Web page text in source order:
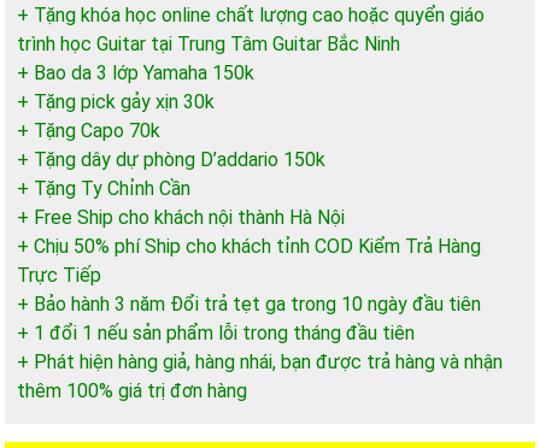
+ Tặng khóa học online chất lượng cao hoặc quyển giáo
trình học Guitar tại Trung Tâm Guitar Bắc Ninh
+ Bao da 3 lớp Yamaha 150k
+ Tặng pick gảy xịn 30k
+ Tặng Capo 70k
+ Tặng dây dự phòng D’addario 150k
+ Tặng Ty Chỉnh Cần
+ Free Ship cho khách nội thành Hà Nội
+ Chịu 50% phí Ship cho khách tỉnh COD Kiểm Trả Hàng
Trực Tiếp
+ Bảo hành 3 năm Đổi trả tẹt ga trong 10 ngày đầu tiên
+ 1 đổi 1 nếu sản phẩm lỗi trong tháng đầu tiên
+ Phát hiện hàng giả, hàng nhái, bạn được trả hàng và nhận
thêm 100% giá trị đơn hàng